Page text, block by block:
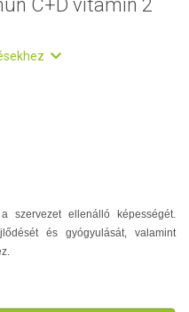
C+D vitamin 2
szervezet ellenálló képességét.
és gyógyulását, valamint